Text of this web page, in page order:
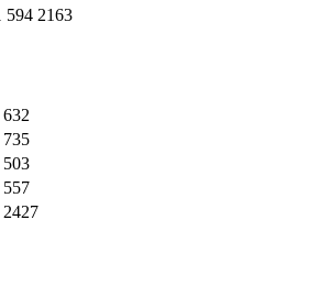
594 2163
632
735
503
557
2427